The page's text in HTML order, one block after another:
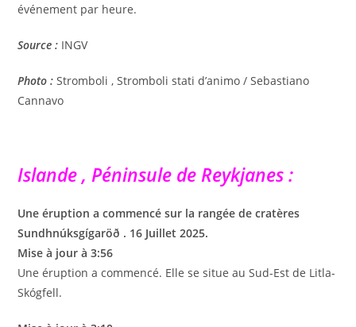
événement par heure.
Source : INGV
Photo :Stromboli , Stromboli stati d’animo / Sebastiano
Cannavo
Islande , Péninsule de Reykjanes :
Une éruption a commencé sur la rangée de cratères
Sundhnúksgígaröð . 16 Juillet 2025.
Mise à jour à 3:56
Une éruption a commencé. Elle se situe au Sud-Est de Litla-
Skógfell.